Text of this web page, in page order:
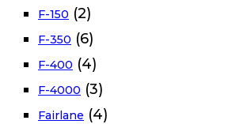
F-150 (2)
F-350 (6)
F-400 (4)
F-4000 (3)
Fairlane (4)